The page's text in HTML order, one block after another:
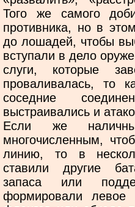
Того же самого
противника, но в
до лошадей, чтобы
вступали в дело
слуги, которые
проваливалась, то
соседние
выстраивались и
Если же
многочисленным,
линию, то в
ставили другие
запаса или
формировали